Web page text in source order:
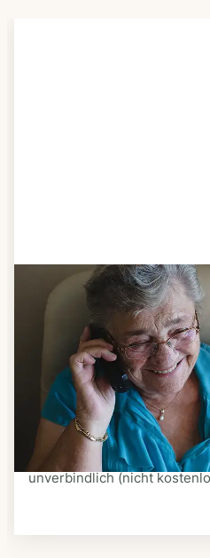
Schritt 3
Bestellen & liefern
Suchen Sie sich aus dem
aus, was Ihnen schmeckt.
schriftlich oder im Online-
Ein Kurier liefert Ihnen das
vereinbarten Zeitpunkt nach
Anbietern können Sie Essen
unverbindlich (nicht